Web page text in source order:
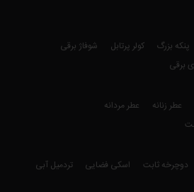
پنکه بزرگ کولر پرتابل
شوفاژ برقی
برقی
عطر زنانه
عطر مردانه
دوچرخه ثابت اسکی فضایی
تردمیل آبی